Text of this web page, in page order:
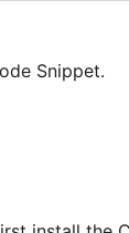
Snippet.